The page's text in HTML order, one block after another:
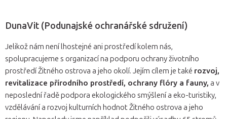
DunaVit (Podunajské ochranářské sdružení)
Jelikož nám není lhostejné ani prostředí kolem nás,
spolupracujeme s organizací na podporu ochrany životního
prostředí Žitného ostrova a jeho okolí. Jejím cílem je také rozvoj,
revitalizace přírodního prostředí, ochrany flóry a fauny, a v
neposlední řadě podpora ekologického smýšlení a eko-turistiky,
vzdělávání a rozvoj kulturních hodnot Žitného ostrova a jeho